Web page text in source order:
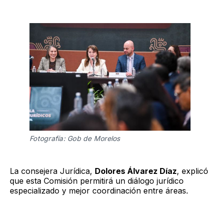
Fotografía: Gob de Morelos
La consejera Jurídica, Dolores Álvarez Díaz, explicó
que esta Comisión permitirá un diálogo jurídico
especializado y mejor coordinación entre áreas.